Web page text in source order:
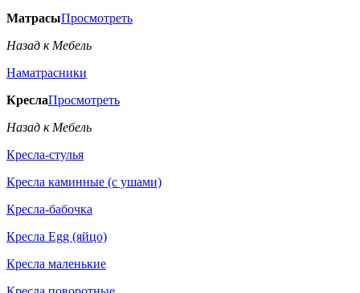
МатрасыПросмотреть
Назад к Мебель
Наматрасники
КреслаПросмотреть
Назад к Мебель
Кресла-стулья
Кресла каминные (с ушами)
Кресла-бабочка
Кресла Egg (яйцо)
Кресла маленькие